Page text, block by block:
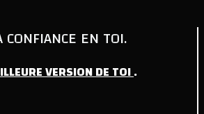
EN TOI.
VERSIONDETOI.